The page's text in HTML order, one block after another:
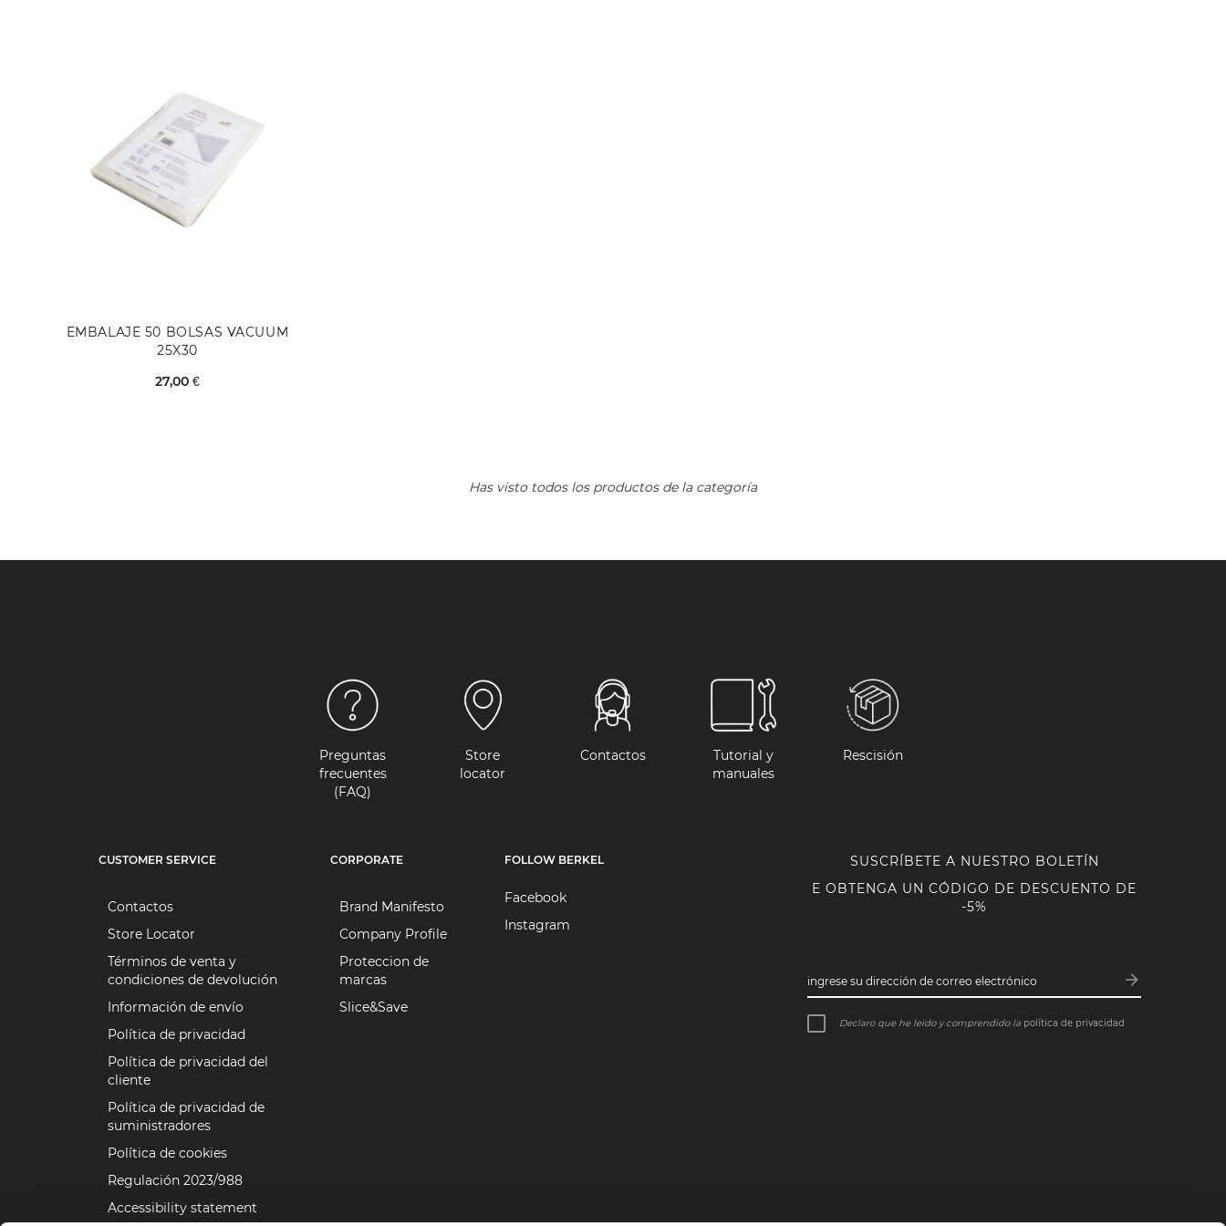
EMBALAJE 50 BOLSAS VACUUM
25X30
27,00 €
Has visto todos los productos de la categoría
Preguntas
frecuentes
(FAQ)
Store
locator
Contactos
Tutorial y
manuales
Rescisión
CUSTOMER SERVICE
Contactos
Store Locator
Términos de venta y
condiciones de devolución
Información de envío
Política de privacidad
Política de privacidad del
cliente
Política de privacidad de
suministradores
Política de cookies
Regulación 2023/988
Accessibility statement
CORPORATE
Brand Manifesto
Company Profile
Proteccion de
marcas
Slice&Save
FOLLOW BERKEL
Facebook
Instagram
SUSCRÍBETE A NUESTRO BOLETÍN
E OBTENGA UN CÓDIGO DE DESCUENTO DE
-5%
ingrese su dirección de correo electrónico arrow_forward
Subscribe
Declaro que he leído y comprendido la política de privacidad